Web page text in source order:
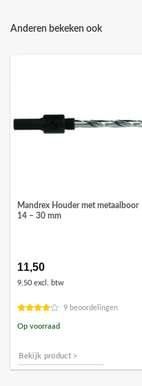
Anderen bekeken ook
Mandrex Houder met metaalboor
14 – 30 mm
11,50
9,50 excl. btw
9 beoordelingen
Op voorraad
Bekijk product >